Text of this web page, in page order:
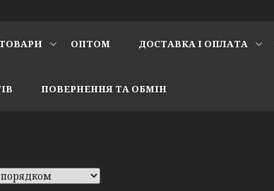
ТОВАРИ ОПТОМ ДОСТАВКА І ОПЛАТА
ПОВЕРНЕННЯ ТА ОБМІН